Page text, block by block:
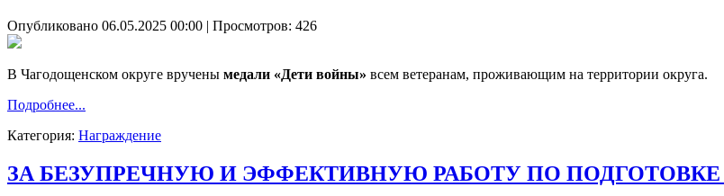
Опубликовано 06.05.2025 00:00 | Просмотров: 426
В Чагодощенском округе вручены медали «Дети войны» всем ветеранам, проживающим на территории округа.
Подробнее...
Категория: Награждение
ЗА БЕЗУПРЕЧНУЮ И ЭФФЕКТИВНУЮ РАБОТУ ПО